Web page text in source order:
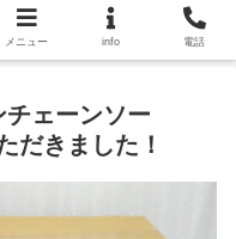
ェーンソー
だきました！
メニュー info 電話